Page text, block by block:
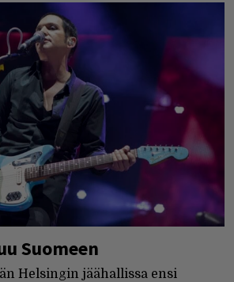
Suomeen
Helsingin jäähallissa ensi